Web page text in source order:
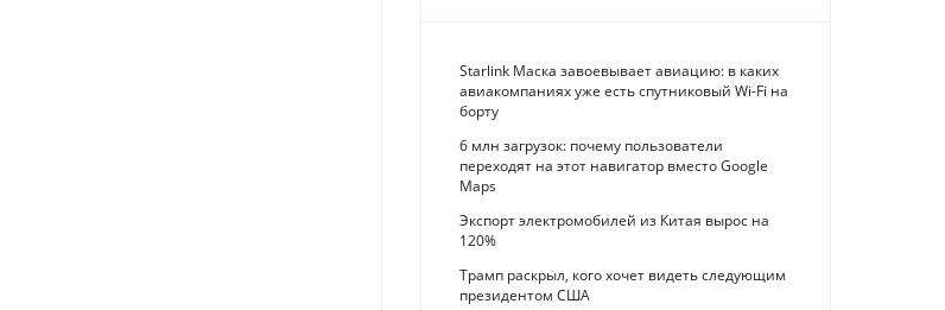
Starlink Маска завоевывает авиацию: в каких
авиакомпаниях уже есть спутниковый Wi-Fi на
борту
6 млн загрузок: почему пользователи
переходят на этот навигатор вместо Google
Maps
Экспорт электромобилей из Китая вырос на
120%
Трамп раскрыл, кого хочет видеть следующим
президентом США